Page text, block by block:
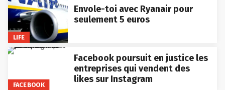
LIFE
Envole-toi avec Ryanair pour
seulement 5 euros
FACEBOOK
Facebook poursuit en justice les
entreprises qui vendent des
likes sur Instagram